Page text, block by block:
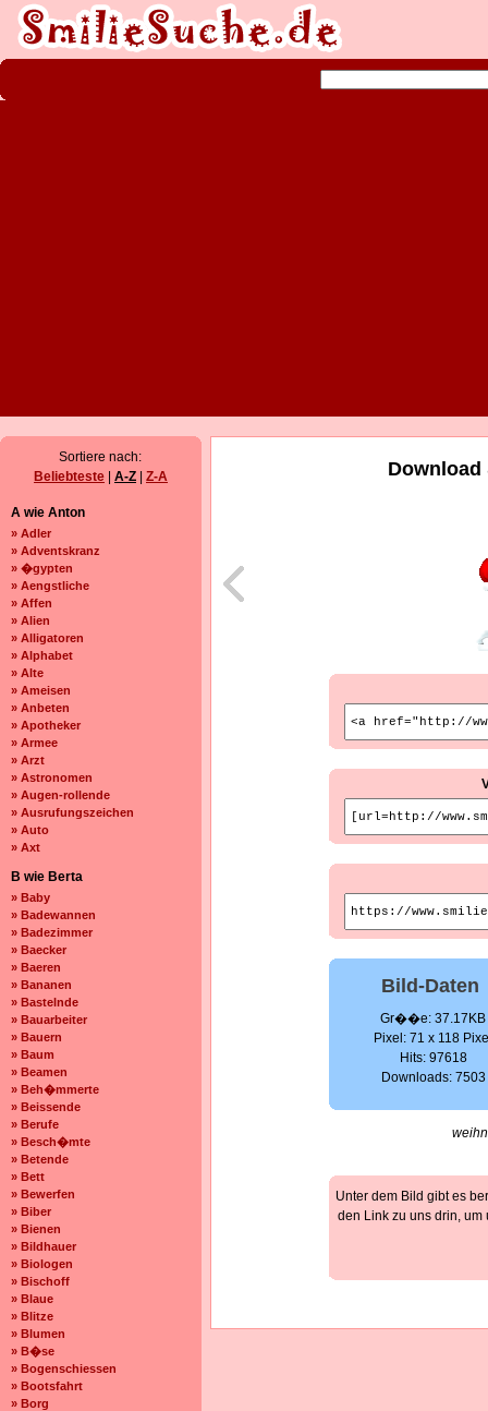
Sortiere nach:
Beliebteste
A-Z Z-A
A wie Anton
» Adler
» Adventskranz
» �gypten
» Aengstliche
» Affen
» Alien
» Alligatoren
» Alphabet
» Alte
» Ameisen
» Anbeten
» Apotheker
» Armee
» Arzt
» Astronomen
» Augen-rollende
» Ausrufungszeichen
» Auto
» Axt
B wie Berta
» Baby
» Badewannen
» Badezimmer
» Baecker
» Baeren
» Bananen
» Bastelnde
» Bauarbeiter
» Bauern
» Baum
» Beamen
» Beh�mmerte
» Beissende
» Berufe
» Besch�mte
» Betende
» Bett
» Bewerfen
» Biber
» Bienen
» Bildhauer
» Biologen
» Bischoff
» Blaue
» Blitze
» Blumen
» B�se
» Bogenschiessen
» Bootsfahrt
» Borg
Bild-Daten
Gr��e: 37.17KB
Pixel: 71 x 118
Hits: 97618
Downloads: 7503
Unter dem Bild gibt es
den Link zu uns drin,